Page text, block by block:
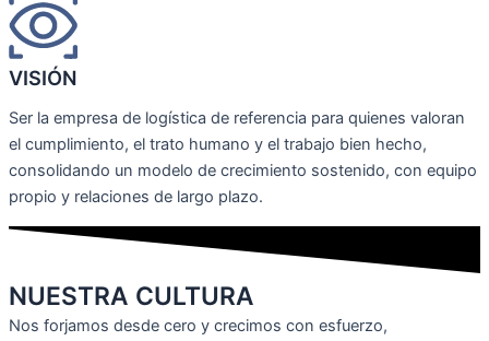
VISIÓN
Ser la empresa de logística de referencia para quienes valoran
el cumplimiento, el trato humano y el trabajo bien hecho,
consolidando un modelo de crecimiento sostenido, con equipo
propio y relaciones de largo plazo.
NUESTRA CULTURA
Nos forjamos desde cero y crecimos con esfuerzo,